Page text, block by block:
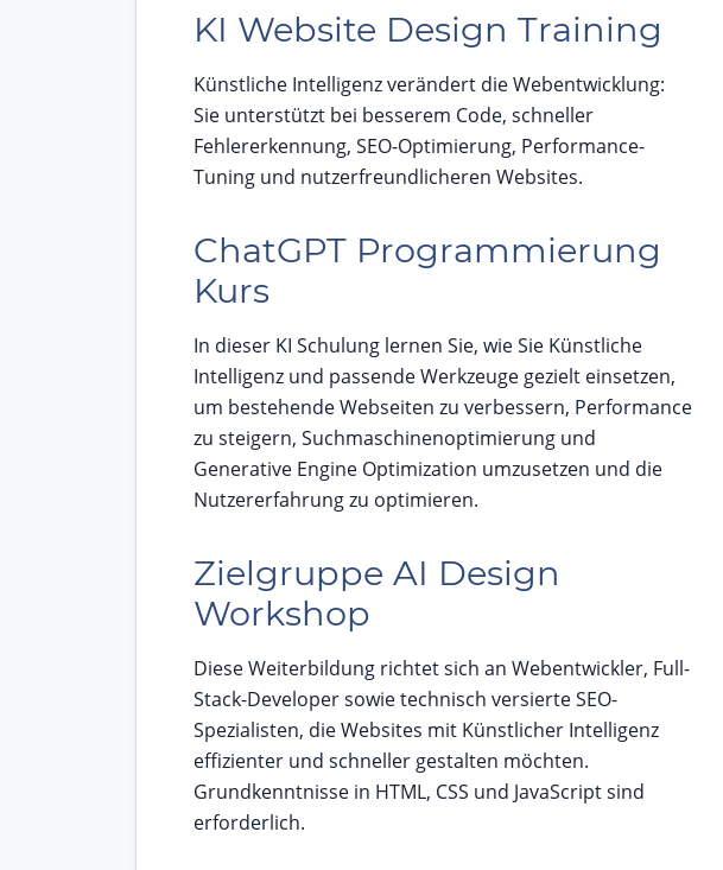
KI Website Design Training
Künstliche Intelligenz verändert die Webentwicklung:
Sie unterstützt bei besserem Code, schneller
Fehlererkennung, SEO-Optimierung, Performance-
Tuning und nutzerfreundlicheren Websites.
ChatGPT Programmierung
Kurs
In dieser KI Schulung lernen Sie, wie Sie Künstliche
Intelligenz und passende Werkzeuge gezielt einsetzen,
um bestehende Webseiten zu verbessern, Performance
zu steigern, Suchmaschinenoptimierung und
Generative Engine Optimization umzusetzen und die
Nutzererfahrung zu optimieren.
Zielgruppe AI Design
Workshop
Diese Weiterbildung richtet sich an Webentwickler, Full-
Stack-Developer sowie technisch versierte SEO-
Spezialisten, die Websites mit Künstlicher Intelligenz
effizienter und schneller gestalten möchten.
Grundkenntnisse in HTML, CSS und JavaScript sind
erforderlich.